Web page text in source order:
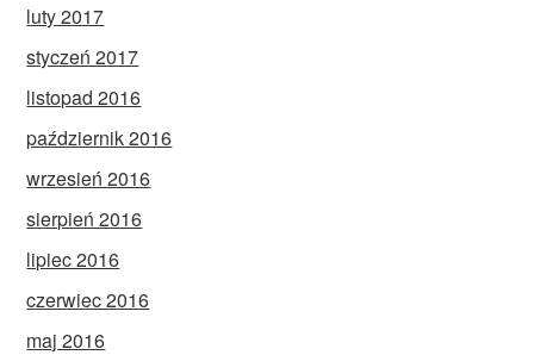
luty 2017
styczeń 2017
listopad 2016
październik 2016
wrzesień 2016
sierpień 2016
lipiec 2016
czerwiec 2016
maj 2016